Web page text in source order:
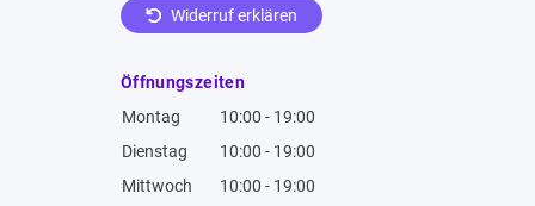
Widerruf erklären
Öffnungszeiten
Montag
10:00 - 19:00
Dienstag
10:00 - 19:00
Mittwoch
10:00 - 19:00